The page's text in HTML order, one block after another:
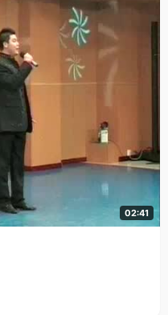
02:41